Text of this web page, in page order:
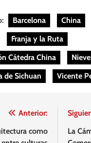
Barcelona China
Franja y la Ruta
Cátedra China
de Sichuan
Vicente
Anterior:
como
La